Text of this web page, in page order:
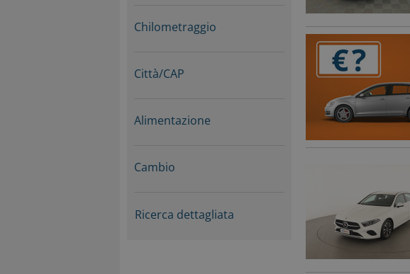
Chilometraggio
Città/CAP
Alimentazione
Cambio
Ricerca dettagliata